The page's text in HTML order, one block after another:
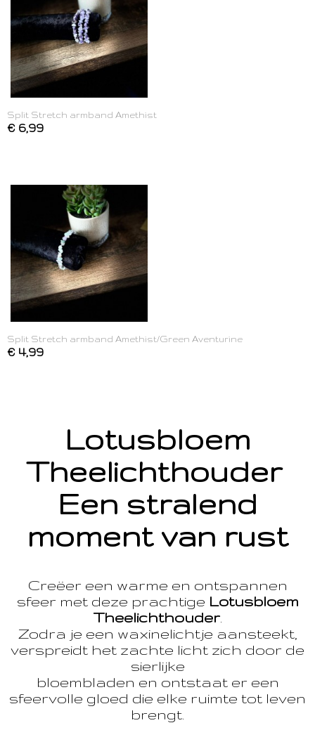
Split Stretch armband Amethist
€ 6,99
Split Stretch armband Amethist/Green Aventurine
€ 4,99
Lotusbloem
Theelichthouder
Een stralend
moment van rust
Creëer een warme en ontspannen
sfeer met deze prachtige Lotusbloem
Theelichthouder.
Zodra je een waxinelichtje aansteekt,
verspreidt het zachte licht zich door de
sierlijke
bloembladen en ontstaat er een
sfeervolle gloed die elke ruimte tot leven
brengt.